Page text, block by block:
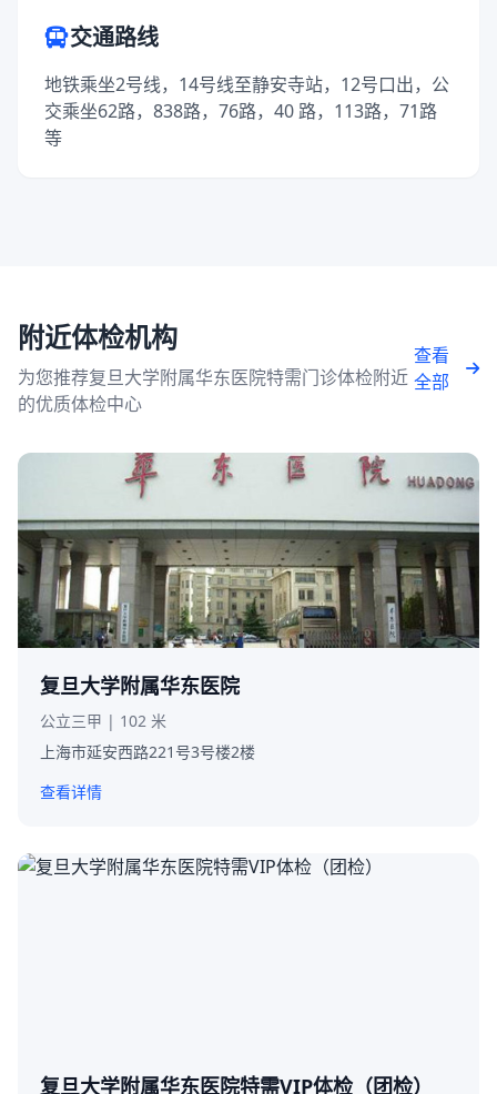
交通路线
地铁乘坐2号线，14号线至静安寺站，12号口出，公
交乘坐62路，838路，76路，40 路，113路，71路
等
附近体检机构
为您推荐复旦大学附属华东医院特需门诊体检附近
的优质体检中心
查看
全部
复旦大学附属华东医院
公立三甲 | 102 米
上海市延安西路221号3号楼2楼
查看详情
复旦大学附属华东医院特需VIP体检（团检）